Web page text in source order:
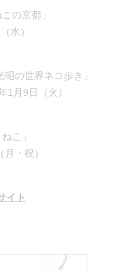
の京都」
水）
の世界ネコ歩き」
1月9日（火）
こ」
・祝）
イト